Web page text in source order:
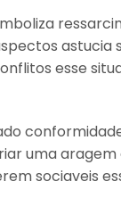
astucia
esse
uma
sociaveis